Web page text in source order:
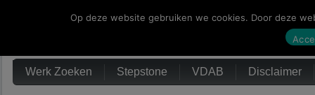
Werk Zoeken Stepstone VDAB Disclaimer
Op deze website gebruiken we cookies. Door deze